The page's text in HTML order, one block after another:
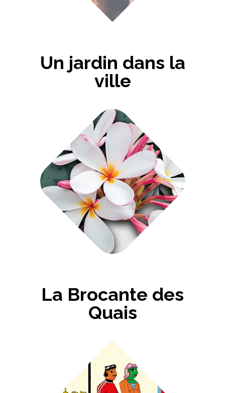
Un jardin dans la
ville
La Brocante des
Quais